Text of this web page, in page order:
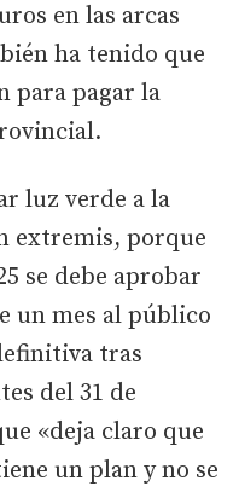
en las arcas
ha tenido que
para pagar la
luz verde a la
extremis, porque
se debe aprobar
un mes al público
tras
del 31 de
«deja claro que
un plan y no se